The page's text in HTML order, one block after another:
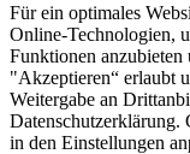
Für ein optimales
Online-Technologien,
Funktionen
"Akzeptieren“ erlaubt
Weitergabe an
Datenschutzerklärung.
in den Einstellungen